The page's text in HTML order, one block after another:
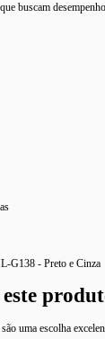
buscam
G138 - Preto e Cinza
uma escolha